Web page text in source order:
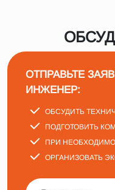
ОТПРАВЬТЕ
ИНЖЕНЕР:
ОБСУДИТЬ
ПОДГОТОВИТЬ
ПРИ
ОРГАНИЗОВАТЬ